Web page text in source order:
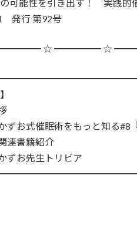
可能性を引き出す！ 実践的
発行 第92号
☆ ━━━━━ ☆
お式催眠術をもっと知る#8
書籍紹介
お先生トリビア